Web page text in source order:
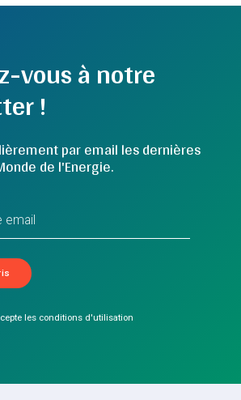
vous à notre
!
par email les dernières
de l'Energie.
les conditions d'utilisation